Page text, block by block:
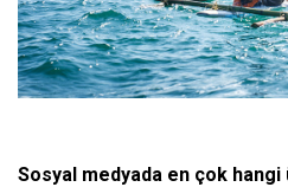
Sosyal medyada en çok